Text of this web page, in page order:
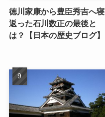
徳川家康から豊臣秀吉へ寝
返った石川数正の最後と
は？【日本の歴史ブログ】